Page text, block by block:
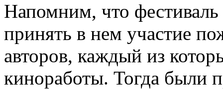
Напомним, что фестиваль
принять в нем участие
авторов, каждый из
киноработы. Тогда были